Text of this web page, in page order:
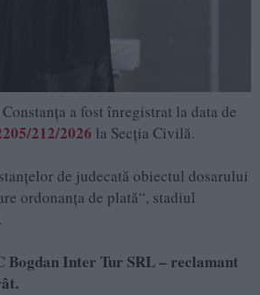
a fost înregistrat la data de
212/2026 la Secția Civilă.
de judecată obiectul dosarului
ordonanţa de plată“, stadiul
Bogdan Inter Tur SRL – reclamant